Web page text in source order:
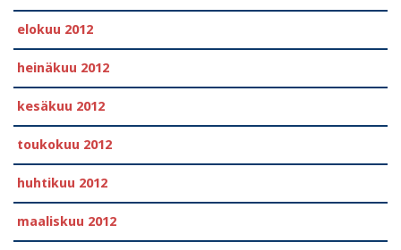
elokuu 2012
heinäkuu 2012
kesäkuu 2012
toukokuu 2012
huhtikuu 2012
maaliskuu 2012